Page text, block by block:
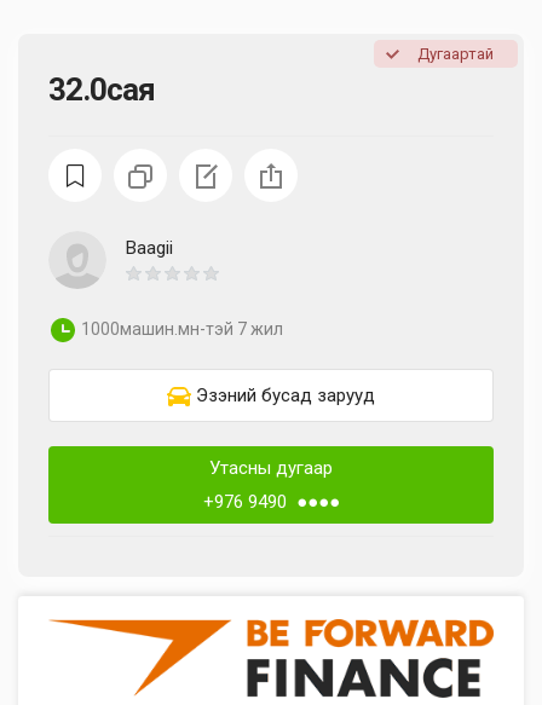
32.0сая
Дугаартай
Baagii
1000машин.мн-тэй 7 жил
Эзэний бусад зарууд
Утасны дугаар
+976 9490 ●●●●